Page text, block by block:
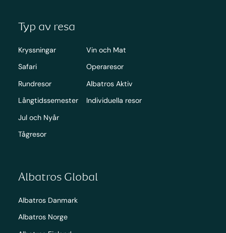
Typ av resa
Kryssningar
Safari
Rundresor
Långtidssemester
Jul och Nyår
Tågresor
Vin och Mat
Operaresor
Albatros Aktiv
Individuella resor
Albatros Global
Albatros Danmark
Albatros Norge